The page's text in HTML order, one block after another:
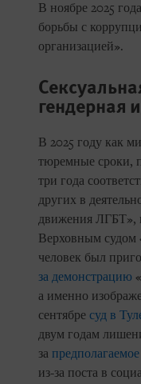
В ноябре 2025
борьбы с
организацией».
гендерная
В 2025 году как
тюремные сроки,
три года
других в
движения ЛГБТ»,
Верховным судом
человек был
за демонстрацию
а именно
сентябре суд в
двум годам
за предполагаемое
из-за поста в